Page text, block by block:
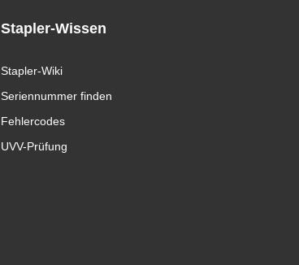
Stapler-Wissen
Stapler-Wiki
Seriennummer finden
Fehlercodes
UVV-Prüfung